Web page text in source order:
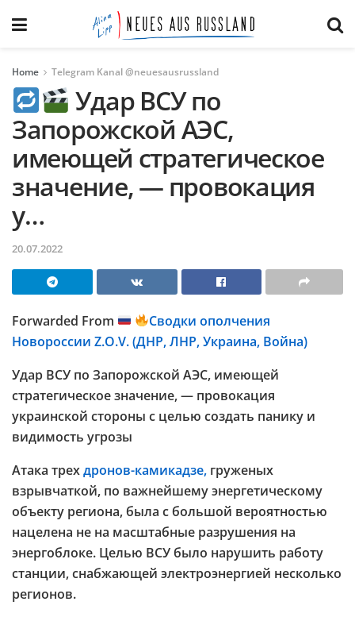
Home Telegram Kanal @neuesausrussland
Удар ВСУ по
Запорожской АЭС,
имеющей стратегическое
значение, — провокация
у…
20.07.2022
Forwarded From
Сводки ополчения
Новороссии Z.O.V. (ДНР, ЛНР, Украина, Война)
Удар ВСУ по Запорожской АЭС, имеющей
стратегическое значение, — провокация
украинской стороны с целью создать панику и
видимость угрозы
Атака трехдронов-камикадзе, груженых
взрывчаткой, по важнейшему энергетическому
объекту региона, была с большой вероятностью
нацелена не на масштабные разрушения на
энергоблоке. Целью ВСУ было нарушить работу
станции, снабжающей электроэнергией несколько
регионов.